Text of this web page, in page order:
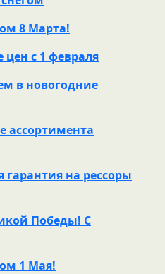
8 Марта!
с 1 февраля
в новогодние
ассортимента
гарантия на рессоры
Победы! С
1 Мая!